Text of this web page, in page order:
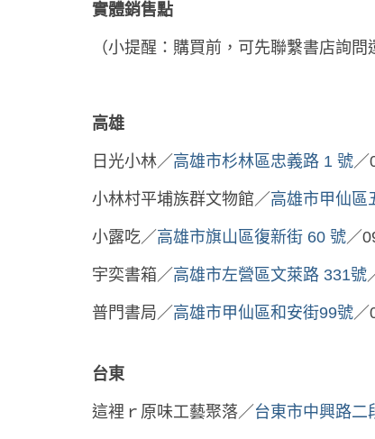
實體銷售點
（小提醒：購買前，可先聯繫書店詢問
高雄
日光小林／高雄市杉林區忠義路 1 號／
小林村平埔族群文物館／高雄市甲仙區
小露吃／高雄市旗山區復新街 60 號／
宇奕書箱／高雄市左營區文萊路 331號
普門書局／高雄市甲仙區和安街99號／
台東
這裡ｒ原味工藝聚落／ 台東市中興路二